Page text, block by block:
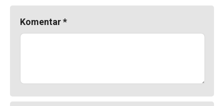
Komentar*